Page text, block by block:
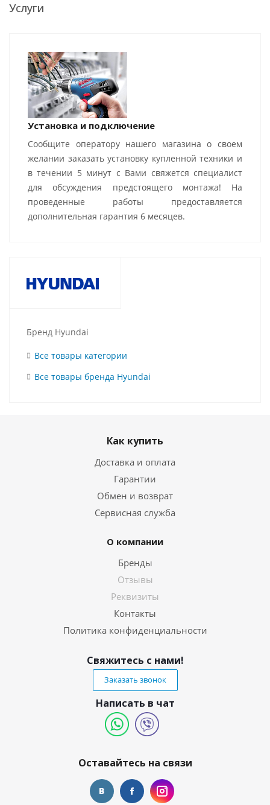
Услуги
Установка и подключение
Сообщите оператору нашего магазина о своем
желании заказать установку купленной техники и
в течении 5 минут с Вами свяжется специалист
для обсуждения предстоящего монтажа! На
проведенные работы предоставляется
дополнительная гарантия 6 месяцев.
Бренд Hyundai
Все товары категории
Все товары бренда Hyundai
Как купить
Доставка и оплата
Гарантии
Обмен и возврат
Сервисная служба
О компании
Бренды
Отзывы
Реквизиты
Контакты
Политика конфиденциальности
Свяжитесь с нами!
Заказать звонок
Написать в чат
Оставайтесь на связи